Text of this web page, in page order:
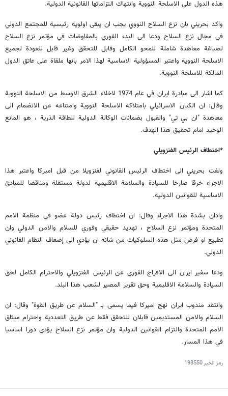
هذه الدول على الاسلحة النووية وانتهاك التزاماتها القانونية الدولية.
واكد بحريني بان نزع السلاح النووي يجب ان يبقى اولوية رئيسية للمجتمع الدولي
في مجال نزع السلاح ودعا الى البدء الفوري بالمفاوضات في مؤتمر نزع السلاح
لصياغة معاهدة شاملة للمحو الكامل وقابل للتحقق وغير قابل للعودة لجميع
الاسلحة النووية واعتبر المسؤولية الاساسية لهذا الامر بانها ملقاة على عاتق الدول
المالكة للاسلحة النووية.
كما اشار الى مبادرة ايران في عام 1974 لاخلاء الشرق الاوسط من الاسلحة النووية
وقال: ان الكيان الاسرائيلي بامتلاكه الاسلحة النووية وامتناعه عن الانضمام الى
معاهدة "ان بي تي" والقبول بضمانات الوكالة الدولية للطاقة الذرية ، هو المانع
الوحيد امام تحقيق هذا الهدف.
*اختطاف الرئيس الفنزويلي
ولفت بحريني الى اختطاف الرئيس القانوني لفنزويلا من قبل اميركا واعتبر هذا
الاجراء خرقا صارخا للسيادة والسلامة الاقليمية لدولة مستقلة ومناقضا للمبادئ
الاساسية للقوانين الدولية.
وادان بشدة هذا الاجراء وقال: ان اختطاف رئيس دولة عضو في منظمة الامم
المتحدة ومؤتمر نزع السلاح ، تهديد حقيقي وفوري للسلام والامن الدولي وان
تطبيع او فرض مثل هذه السلوكيات من شانه ان يؤدي الى إضعاف النظام القانوني
الدولي.
ودعا سفير ايران الى الافراج الفوري عن الرئيس الفنزويلي والاحترام الكامل لحق
السيادة والسلامة الاقليمية وحق تقرير المصير لشعب هذا البلد.
وانتقد مندوب ايران نهج اميركا فيما يسمى بـ "السلام عن طريق القوة" وقال: ان
السلام والامن المستديمين قابلان للتحقق فقط عن طريق التعددية واحترام ميثاق
الامم المتحدة والتزام القوانين الدولية وان مؤتمر نزع السلاح يؤدي دورا اساسيا
في هذا المسار.
رمز الخبر198550